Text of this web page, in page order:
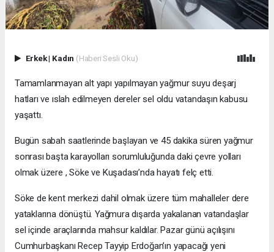
Erkek| Kadın (Haberi Sesli Oku)
Tamamlanmayan alt yapı yapılmayan yağmur suyu deşarj
hatları ve ıslah edilmeyen dereler sel oldu vatandaşın kabusu
yaşattı.
Bugün sabah saatlerinde başlayan ve 45 dakika süren yağmur
sonrası başta karayolları sorumluluğunda daki çevre yolları
olmak üzere , Söke ve Kuşadası’nda hayatı felç etti.
Söke de kent merkezi dahil olmak üzere tüm mahalleler dere
yataklarına dönüştü. Yağmura dışarda yakalanan vatandaşlar
sel içinde araçlarında mahsur kaldılar. Pazar günü açılışını
Cumhurbaşkanı Recep Tayyip Erdoğan’ın yapacağı yeni